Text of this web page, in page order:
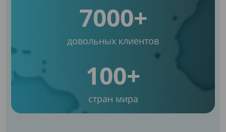
7000+
довольных клиентов
100+
стран мира